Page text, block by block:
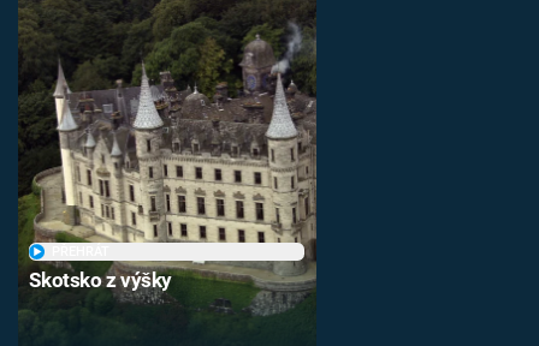
Skotsko z výšky